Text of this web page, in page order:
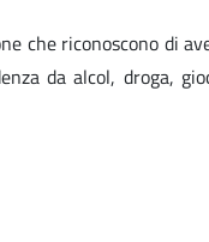
che riconoscono di
da alcol, droga,